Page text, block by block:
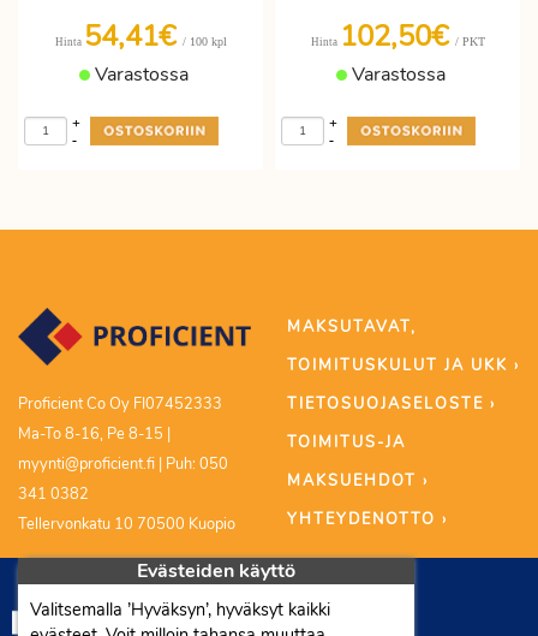
Hinta 54,41€ / 100 kpl
Varastossa
-
+
Hinta 102,50€ / PKT
Varastossa
-
+
Proficient Co Oy FI07452333
Ma-To 8-16, Pe 8-15 |
myynti@proficient.fi | Puh: 050
341 0382
Tellervonkatu 10 70500 Kuopio
MAKSUTAVAT,
TOIMITUSKULUT JA UKK ›
TIETOSUOJASELOSTE ›
TOIMITUS-JA
MAKSUEHDOT ›
YHTEYDENOTTO ›
Evästeiden käyttö
Valitsemalla ’Hyväksyn’, hyväksyt kaikki